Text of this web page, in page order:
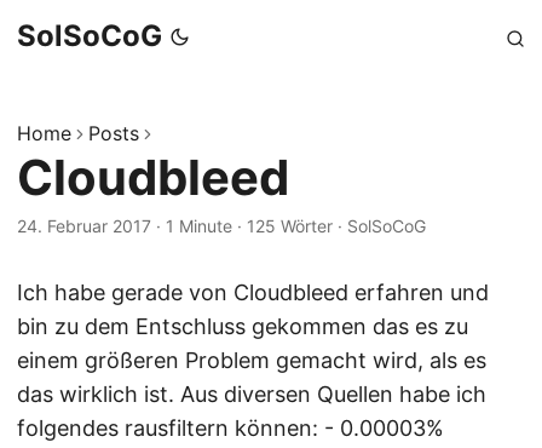
SolSoCoG
Home Posts
Cloudbleed
24. Februar 2017 · 1 Minute · 125 Wörter · SolSoCoG
Ich habe gerade von Cloudbleed erfahren und
bin zu dem Entschluss gekommen das es zu
einem größeren Problem gemacht wird, als es
das wirklich ist. Aus diversen Quellen habe ich
folgendes rausfiltern können: - 0.00003%